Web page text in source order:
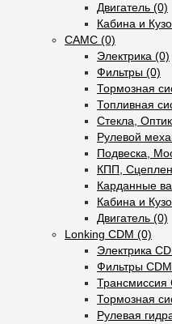
Двигатель (0)
Кабина и
CAMC (0)
Электрика (0)
Фильтры (0)
Тормозная
Топливная
Стекла,
Рулевой
Подвеска,
КПП,
Карданные
Кабина и
Двигатель (0)
Lonking CDM (0)
Электрика
Фильтры
Трансмиссия
Тормозная
Рулевая